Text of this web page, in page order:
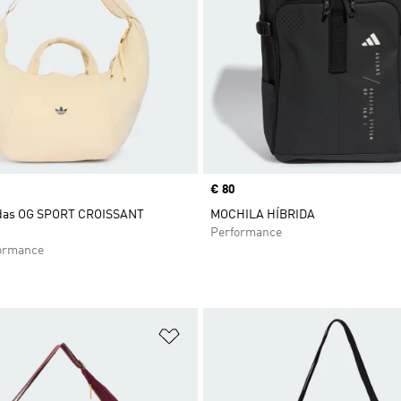
OG SPORT CROISSANT
Precio
€ 80
MOCHILA HÍBRIDA
Performance
Añadir a la lista de deseos